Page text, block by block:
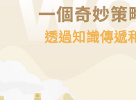
一個奇妙策
透過知識傳遞